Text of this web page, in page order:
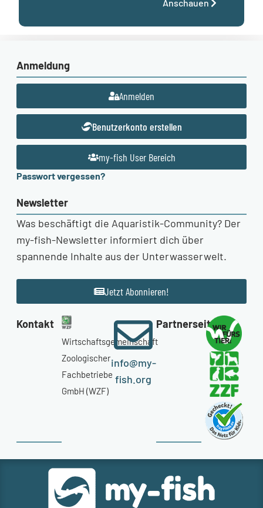
Anschauen
Anmeldung
Anmelden
Benutzerkonto erstellen
my-fish User Bereich
Passwort vergessen?
Newsletter
Was beschäftigt die Aquaristik-Community? Der
my-fish-Newsletter informiert dich über
spannende Inhalte aus der Unterwasserwelt.
Jetzt Abonnieren!
Kontakt
Wirtschaftsgemeinschaft
Zoologischer
Fachbetriebe
GmbH (WZF)
info@my-
fish.org
Partnerseiten